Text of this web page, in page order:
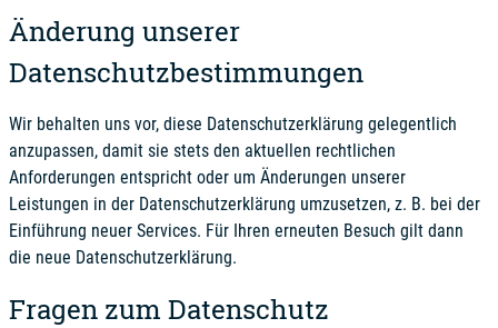
Änderung unserer
Datenschutzbestimmungen
Wir behalten uns vor, diese Datenschutzerklärung gelegentlich
anzupassen, damit sie stets den aktuellen rechtlichen
Anforderungen entspricht oder um Änderungen unserer
Leistungen in der Datenschutzerklärung umzusetzen, z. B. bei der
Einführung neuer Services. Für Ihren erneuten Besuch gilt dann
die neue Datenschutzerklärung.
Fragen zum Datenschutz